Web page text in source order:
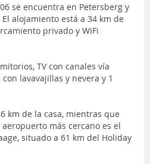
se encuentra en Petersberg y
alojamiento está a 34 km de
privado y WiFi
TV con canales vía
lavavajillas y nevera y 1
km de la casa, mientras que
más cercano es el
situado a 61 km del Holiday